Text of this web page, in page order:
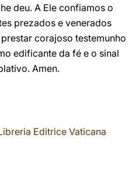
deu. A Ele confiamos o
prezados e venerados
corajoso testemunho
edificante da fé e o sinal
Amen.
Editrice Vaticana